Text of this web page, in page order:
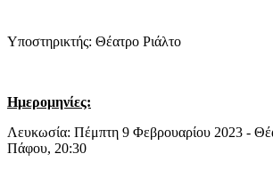
Υποστηρικτής: Θέατρο Ριάλτο
Ημερομηνίες:
Λευκωσία: Πέμπτη 9 Φεβρουαρίου 2023 -
Πάφου, 20:30